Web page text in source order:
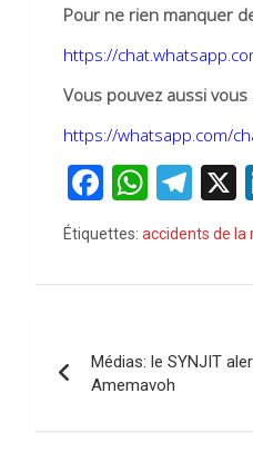
Pour ne rien manquer
https://
Vous pouvez aussi
https://whatsapp.com/
F
a
ce
b
o
k
W
at
s
p
p
T
el
e
gr
m
Étiquettes: accidents de la
de
l’article
Médias: le SYNJIT
Amemavoh